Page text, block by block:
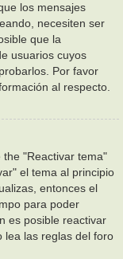
los mensajes
necesiten ser
que la
usuarios cuyos
Por favor
al respecto.
the "Reactivar tema"
el tema al principio
entonces el
para poder
es posible reactivar
lea las reglas del foro